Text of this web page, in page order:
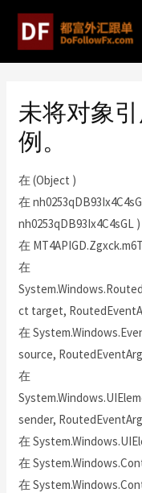
未将对象
例。
在 (Object )
在
nh0253qDB93Ix4C4sGL )
在
在
ct target,
在
source,
在
sender,
在
在
在